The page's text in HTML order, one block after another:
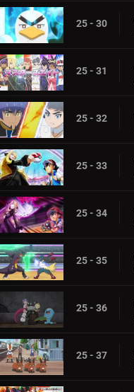
25 - 30
25 - 31
25 - 32
25 - 33
25 - 34
25 - 35
25 - 36
25 - 37